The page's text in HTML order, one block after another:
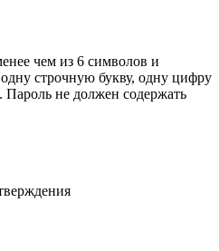
чем из 6 символов и
строчную букву, одну цифру
не должен содержать